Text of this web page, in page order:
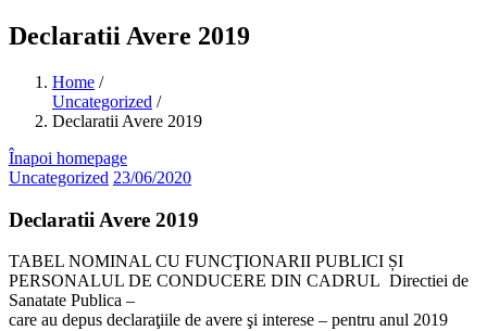
Declaratii Avere 2019
Home /
Uncategorized /
Declaratii Avere 2019
Înapoi homepage
Uncategorized 23/06/2020
Declaratii Avere 2019
TABEL NOMINAL CU FUNCŢIONARII PUBLICI ȘI
PERSONALUL DE CONDUCERE DIN CADRUL Directiei de
Sanatate Publica –
care au depus declaraţiile de avere şi interese – pentru anul 2019